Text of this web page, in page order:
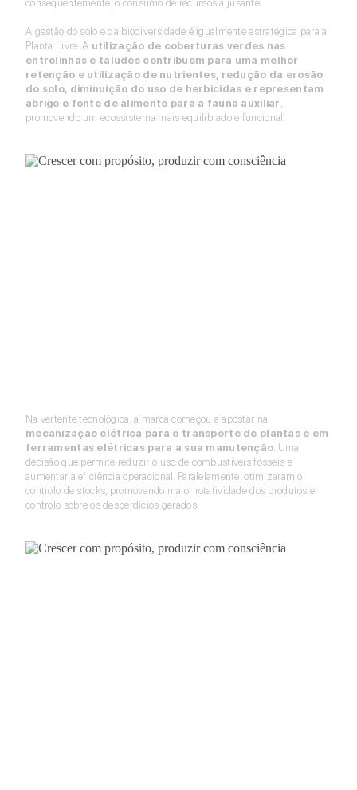
consequentemente, o consumo de recursos a jusante.
A gestão do solo e da biodiversidade é igualmente estratégica para a
Planta Livre. A utilização de coberturas verdes nas
entrelinhas e taludes contribuem para uma melhor
retenção e utilização de nutrientes, redução da erosão
do solo, diminuição do uso de herbicidas e representam
abrigo e fonte de alimento para a fauna auxiliar ,
promovendo um ecossistema mais equilibrado e funcional.
Na vertente tecnológica, a marca começou a apostar na
mecanização elétrica para o transporte de plantas e em
ferramentas elétricas para a sua manutenção. Uma
decisão que permite reduzir o uso de combustíveis fósseis e
aumentar a eficiência operacional. Paralelamente, otimizaram o
controlo de stocks, promovendo maior rotatividade dos produtos e
controlo sobre os desperdícios gerados.